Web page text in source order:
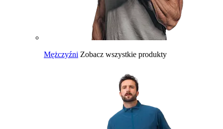
Mężczyźni Zobacz wszystkie produkty